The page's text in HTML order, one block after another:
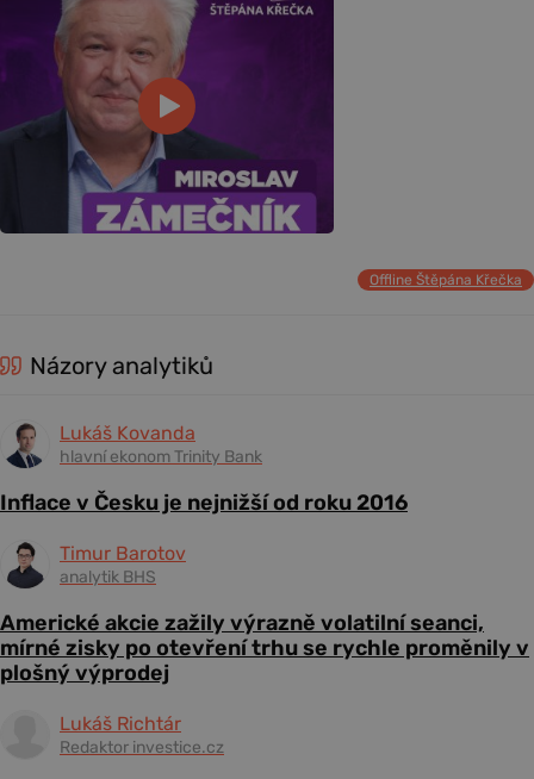
Offline Štěpána Křečka
Názory analytiků
Lukáš Kovanda
hlavní ekonom Trinity Bank
Inflace v Česku je nejnižší od roku 2016
Timur Barotov
analytik BHS
Americké akcie zažily výrazně volatilní seanci,
mírné zisky po otevření trhu se rychle proměnily v
plošný výprodej
Lukáš Richtár
Redaktor investice.cz